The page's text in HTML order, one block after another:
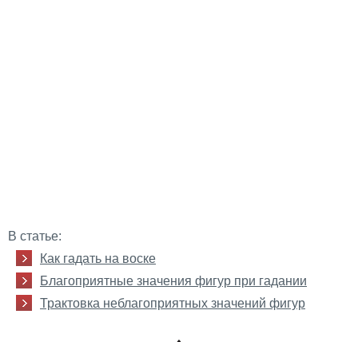
В статье:
Как гадать на воске
Благоприятные значения фигур при гадании
Трактовка неблагоприятных значений фигур